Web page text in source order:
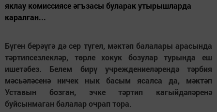
яклау комиссиясе әгъзасы буларак утырышларда
каралган...
Бүген берәүгә дә сер түгел, мәктәп балалары арасында
тәртипсезлекләр, төрле хокук бозулар турында еш
ишетәбез. Белем бирү учреждениеләрендә тәрбия
мәсьәләсенә ничек нык басым ясалса да, мәктәп
Уставын бозган, эчке тәртип кагыйдәләренә
буйсынмаган балалар очрап тора.